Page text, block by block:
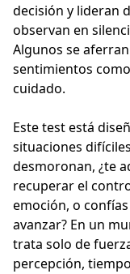
decisión y lideran
observan en
Algunos se
sentimientos
cuidado.
Este test está
situaciones
desmoronan, ¿te
recuperar el
emoción, o
avanzar? En un
trata solo de
percepción,